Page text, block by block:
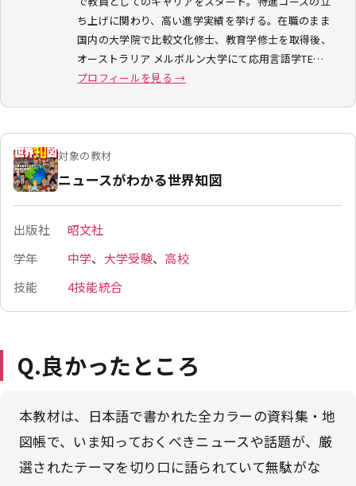
ち上げに関わり、高い進学実績を挙げる。在職のまま
国内の大学院で比較文化修士、教育学修士を取得後、
オーストラリア メルボルン大学にて応用言語学TE…
プロフィールを見る →
対象の教材
ニュースがわかる世界知図
出版社
昭文社
学年
中学、 大学受験、 高校
技能
4技能統合
Q.良かったところ
本教材は、日本語で書かれた全カラーの資料集・地
図帳で、いま知っておくべきニュースや話題が、厳
選されたテーマを切り口に語られていて無駄がな